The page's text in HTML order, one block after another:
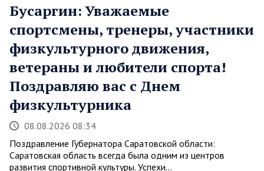
Бусаргин: Уважаемые
спортсмены, тренеры, участники
физкультурного движения,
ветераны и любители спорта!
Поздравляю вас с Днем
физкультурника
08.08.2026 08:34
Поздравление Губернатора Саратовской области:
Саратовская область всегда была одним из центров
развития спортивной культуры. Успехи…